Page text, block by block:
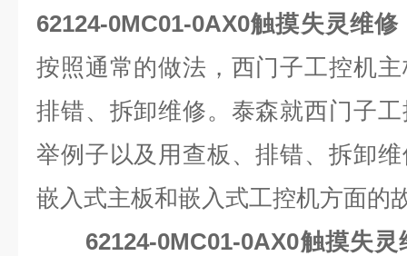
62124-0MC01-0AX0触摸失灵维修
按照通常的做法，西门子工控机
排错、拆卸维修。泰森就西门子
举例子以及用查板、排错、拆卸
嵌入式主板和嵌入式工控机方面的
62124-0MC01-0AX0触摸失灵